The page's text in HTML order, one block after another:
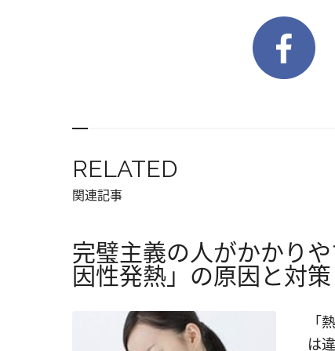
RELATED
関連記事
完璧主義の人がかかり
因性発熱」の原因と対策
「
は